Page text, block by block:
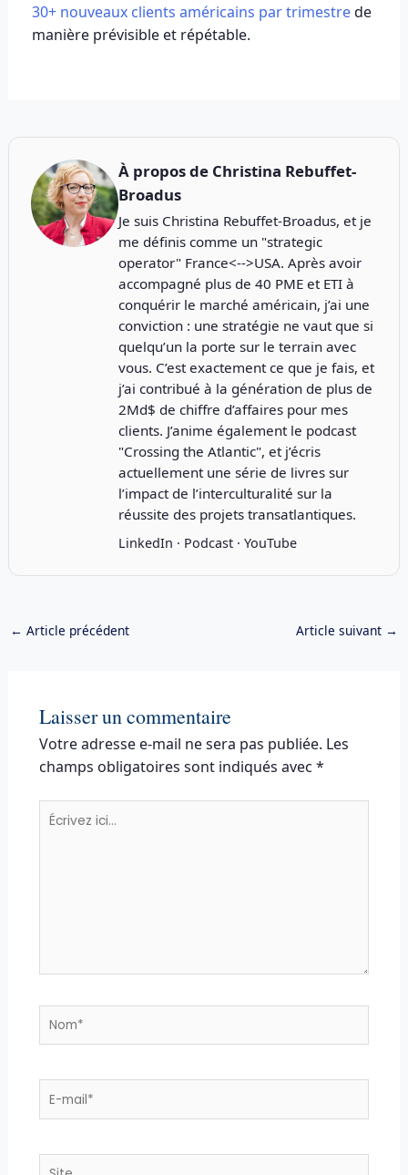
30+ nouveaux clients américains par trimestrede
manière prévisible et répétable.
À propos de Christina Rebuffet-
Broadus
Je suis Christina Rebuffet-Broadus, et je
me définis comme un "strategic
operator" France<-->USA. Après avoir
accompagné plus de 40 PME et ETI à
conquérir le marché américain, j’ai une
conviction : une stratégie ne vaut que si
quelqu’un la porte sur le terrain avec
vous. C’est exactement ce que je fais, et
j’ai contribué à la génération de plus de
2Md$ de chiffre d’affaires pour mes
clients. J’anime également le podcast
"Crossing the Atlantic", et j’écris
actuellement une série de livres sur
l’impact de l’interculturalité sur la
réussite des projets transatlantiques.
LinkedIn · Podcast· YouTube
← Article précédent Article suivant →
Laisser un commentaire
Votre adresse e-mail ne sera pas publiée. Les
champs obligatoires sont indiqués avec *
Écrivez
Nom*
Site